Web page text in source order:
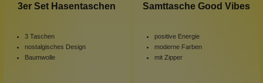
3er Set Hasentaschen
3 Taschen
nostalgisches Design
Baumwolle
Samttasche Good Vibes
positive Energie
moderne Farben
mit Zipper